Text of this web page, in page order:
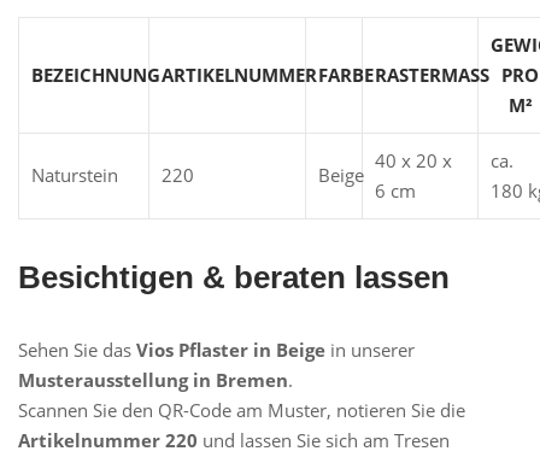
BEZEICHNUNGARTIKELNUMMERFARBERASTERMASS
PRO
M²
Naturstein 220 Beige
40 x 20 x
6 cm
ca.
180
Besichtigen & beraten lassen
Sehen Sie das Vios Pflaster in Beige in unserer
Musterausstellung in Bremen.
Scannen Sie den QR-Code am Muster, notieren Sie die
Artikelnummer 220 und lassen Sie sich am Tresen